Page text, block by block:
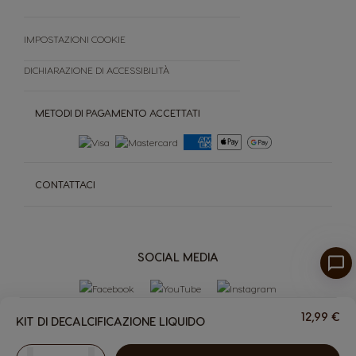
SOCIAL MEDIA
METODI DI PAGAMENTO ACCETTATI
CONTATTACI
IMPOSTAZIONI COOKIE
DICHIARAZIONE DI ACCESSIBILITÀ
KIT DI DECALCIFICAZIONE LIQUIDO 12,99 €